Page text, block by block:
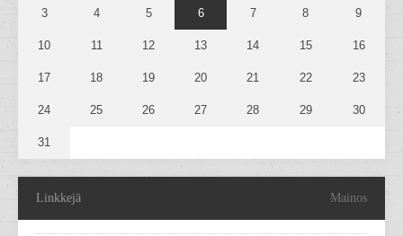
3 4 5 6 7 8 9
10 11 12 13 14 15 16
17 18 19 20 21 22 23
24 25 26 27 28 29 30
31
Linkkejä Mainos